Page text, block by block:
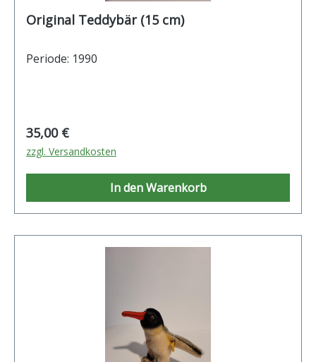
Original Teddybär (15 cm)
Periode: 1990
Regulärer Preis:
35,00 €
zzgl. Versandkosten
In den Warenkorb